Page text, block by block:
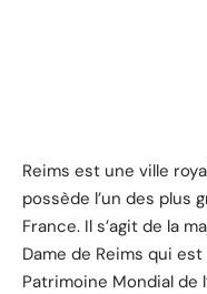
Reims est une ville
possède l’un des plus
France. Il s’agit de la
Dame de Reims qui
Patrimoine Mondial de